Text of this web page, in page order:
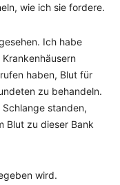
wie ich sie fordere.
Ich habe
haben, Blut für
zu behandeln.
standen,
Blut zu dieser Bank
wird.